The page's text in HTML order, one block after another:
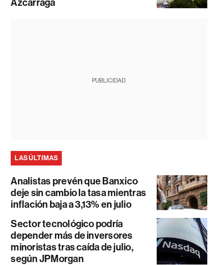
PUBLICIDAD
LAS ÚLTIMAS
Analistas prevén que Banxico
deje sin cambio la tasa mientras
inflación baja a 3,13% en julio
Sector tecnológico podría
depender más de inversores
minoristas tras caída de julio,
según JPMorgan